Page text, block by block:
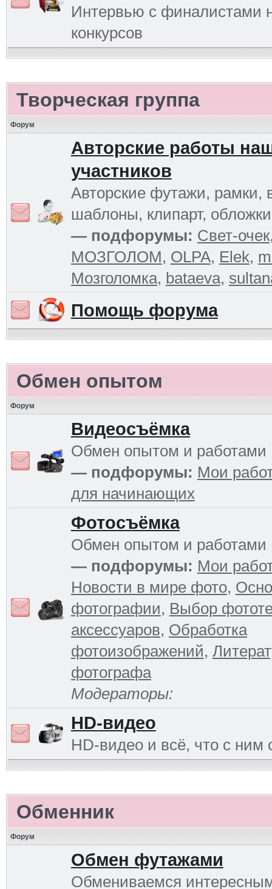
Интервью с финалистами
конкурсов
Творческая группа
Форум
Авторские работы
участников
Авторские футажи, рамки,
шаблоны, клипарт,
— подфорумы: Свет-очек
МОЗГОЛОМ, OLPA, Elek,
Мозголомка, bataeva,
Помощь форума
Обмен опытом
Форум
Видеосъёмка
Обмен опытом и работами
— подфорумы: Мои
для начинающих
Фотосъёмка
Обмен опытом и работами
— подфорумы: Мои
Новости в мире фото,
фотографии, Выбор
аксессуаров, Обработка
фотоизображений,
фотографа
Модераторы:
HD-видео
HD-видео и всё, что с ним
Обменник
Форум
Обмен футажами
Обмениваемся